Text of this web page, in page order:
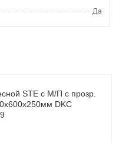
Да
STE с М/П с прозр.
DKC